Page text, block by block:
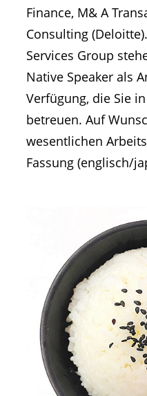
Finance, M& A
Consulting
Services Group
Native Speaker als
Verfügung, die Sie
betreuen. Auf
wesentlichen
Fassung (englisch/